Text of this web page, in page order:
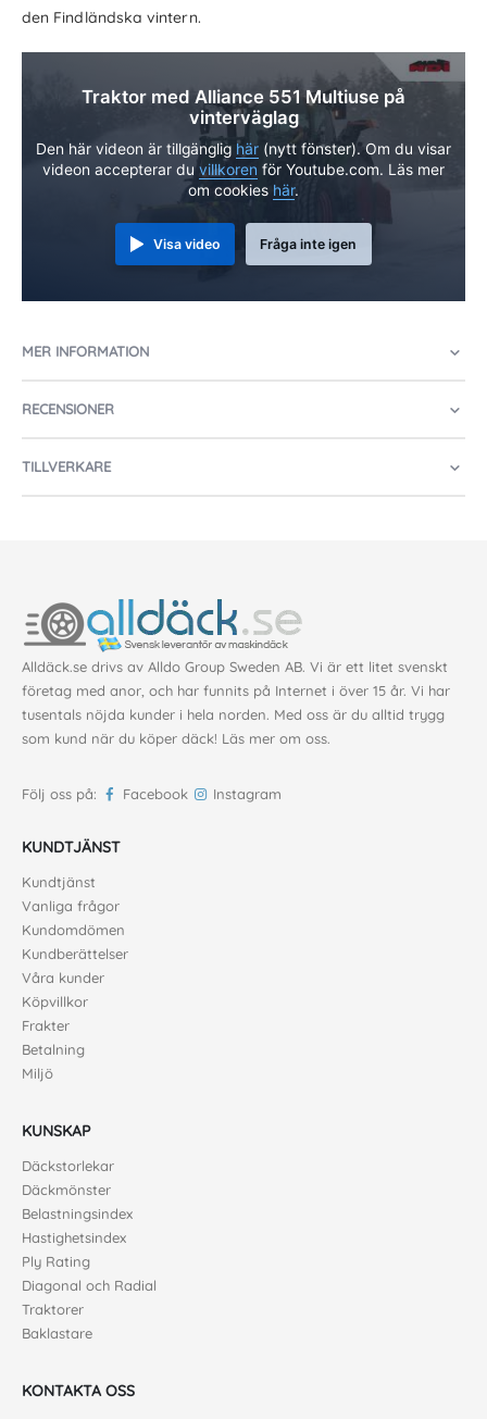
den Findländska vintern.
Traktor med Alliance 551 Multiuse på
vinterväglag
Den här videon är tillgänglig här (nytt fönster). Om du visar
videon accepterar duvillkoren för Youtube.com. Läs mer
om cookies här.
Visa video Fråga inte igen
MER INFORMATION
RECENSIONER
TILLVERKARE
Alldäck.se drivs av Alldo Group Sweden AB. Vi är ett litet svenskt
företag med anor, och har funnits på Internet i över 15 år. Vi har
tusentals nöjda kunder i hela norden. Med oss är du alltid trygg
som kund när du köper däck! Läs mer om oss.
Följ oss på: Facebook Instagram
KUNDTJÄNST
Kundtjänst
Vanliga frågor
Kundomdömen
Kundberättelser
Våra kunder
Köpvillkor
Frakter
Betalning
Miljö
KUNSKAP
Däckstorlekar
Däckmönster
Belastningsindex
Hastighetsindex
Ply Rating
Diagonal och Radial
Traktorer
Baklastare
KONTAKTA OSS